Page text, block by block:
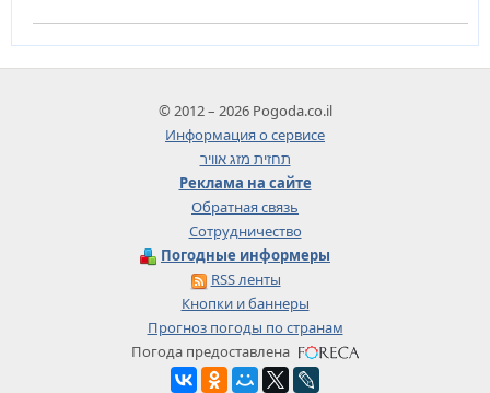
© 2012 – 2026 Pogoda.co.il
Информация о сервисе
תחזית מזג אוויר
Реклама на сайте
Обратная связь
Сотрудничество
Погодные информеры
RSS ленты
Кнопки и баннеры
Прогноз погоды по странам
Погода предоставлена